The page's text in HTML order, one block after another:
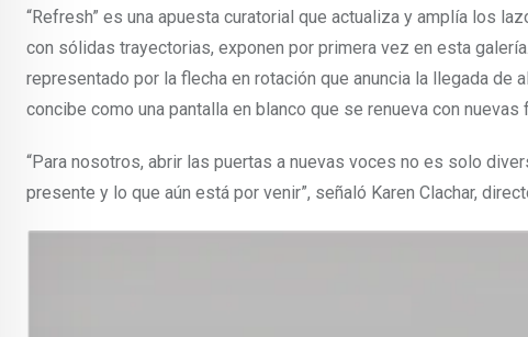
“Refresh” es una apuesta curatorial que actualiza y amplía los
con sólidas trayectorias, exponen por primera vez en esta
representado por la flecha en rotación que anuncia la llegada
concibe como una pantalla en blanco que se renueva con
“Para nosotros, abrir las puertas a nuevas voces no es solo
presente y lo que aún está por venir”, señaló Karen Clachar,